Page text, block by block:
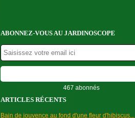
ABONNEZ-VOUS AU JARDINOSCOPE
467 abonnés
ARTICLES RÉCENTS
Bain de jouvence au fond d'une fleur d'hibiscus...